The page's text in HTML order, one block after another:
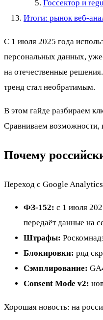
Госсектор и
Итоги: рынок веб-
С 1 июля 2025 года
персональных данных,
на отечественные
тренд стал необратимым.
В этом гайде разбираем
Сравниваем
Почему
Переход с Google
ФЗ-152: с 1 июля
передаёт данные на
Штрафы:
Блокировки: ряд
Сэмплирование:
Consent Mode v2:
Хорошая новость: на